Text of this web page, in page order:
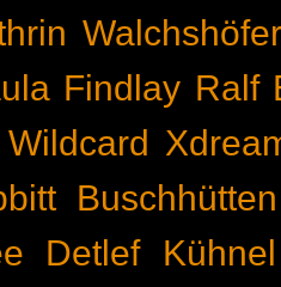
Walchshöfer
Findlay Ralf
Wildcard
Buschhütten
Detlef Kühnel